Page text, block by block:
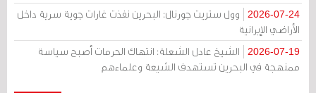
2026-07-24
وول ستريت جورنال: البحرين نفذت غارات جوية سرية داخل
الأراضي الإيرانية
2026-07-19
الشيخ عادل الشعلة: انتهاك الحرمات أصبح سياسة
ممنهجة في البحرين تستهدف الشيعة وعلماءهم